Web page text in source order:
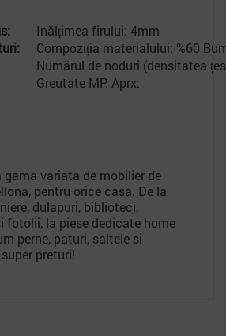
Inălțimea firului: 4mm
Compoziția materialului: %60
Numărul de noduri (densitatea
Greutate MP: Aprx:
gama variata de mobilier de
pentru orice casa. De la
dulapuri, biblioteci,
fotolii, la piese dedicate home
perne, paturi, saltele si
preturi!